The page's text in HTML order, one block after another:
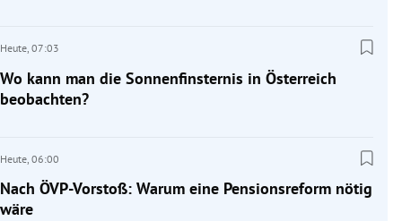
Heute, 07:03
Wo kann man die Sonnenfinsternis in Österreich
beobachten?
Heute, 06:00
Nach ÖVP-Vorstoß: Warum eine Pensionsreform nötig
wäre